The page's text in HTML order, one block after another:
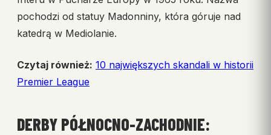
pochodzi od statuy Madonniny, która góruje nad
katedrą w Mediolanie.
Czytaj również: 10 największych skandali w historii
Premier League
DERBY PÓŁNOCNO-ZACHODNIE: